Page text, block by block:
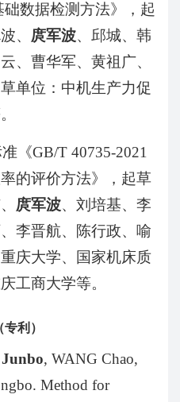
数据检测方法》，起
、 庹军波、邱城、韩
、曹华军、黄祖广、
单位：中机生产力促
《GB/T 40735-2021
的评价方法》，起草
庹军波、刘培基、李
李晋航、陈行政、喻
庆大学、国家机床质
工商大学等。
利）
, WANG Chao,
Method for